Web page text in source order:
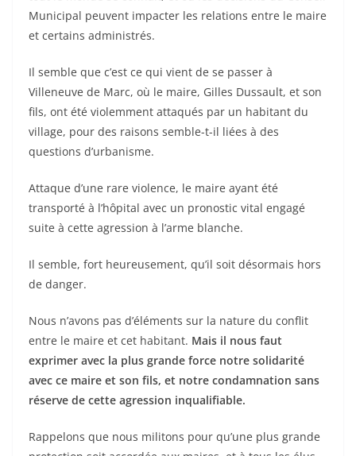
Municipal peuvent impacter les relations entre le maire
et certains administrés.
Il semble que c’est ce qui vient de se passer à
Villeneuve de Marc, où le maire, Gilles Dussault, et son
fils, ont été violemment attaqués par un habitant du
village, pour des raisons semble-t-il liées à des
questions d’urbanisme.
Attaque d’une rare violence, le maire ayant été
transporté à l’hôpital avec un pronostic vital engagé
suite à cette agression à l’arme blanche.
Il semble, fort heureusement, qu’il soit désormais hors
de danger.
Nous n’avons pas d’éléments sur la nature du conflit
entre le maire et cet habitant. Mais il nous faut
exprimer avec la plus grande force notre solidarité
avec ce maire et son fils, et notre condamnation sans
réserve de cette agression inqualifiable.
Rappelons que nous militons pour qu’une plus grande